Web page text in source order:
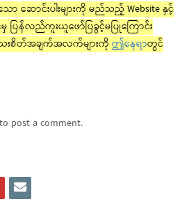
ော ဆောင်းပါးများကို မည်သည့် Website နှင့်
င်မှ ပြန်လည်ကူးယူဖော်ပြခွင့်မပြုကြောင်း
းစိတ်အချက်အလက်များကို ဤနေရာတွင်
post a comment.
e